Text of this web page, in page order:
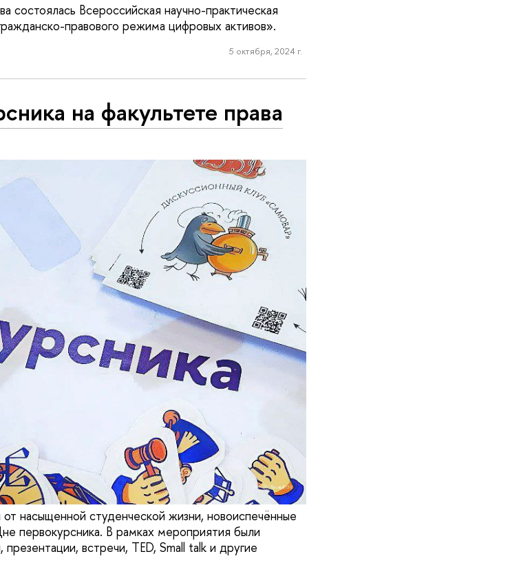
состоялась Всероссийская научно-практическая
правового режима цифровых активов».
5 октября, 2024 г.
на факультете права
насыщенной студенческой жизни, новоиспечённые
первокурсника. В рамках мероприятия были
встречи, TED, Small talk и другие